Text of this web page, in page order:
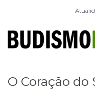
O Coração do